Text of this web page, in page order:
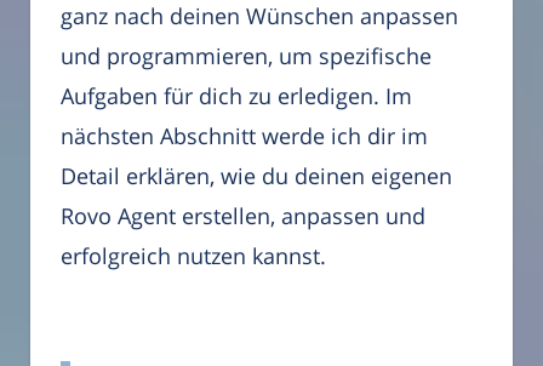
ganz nach deinen Wünschen anpassen
und programmieren, um spezifische
Aufgaben für dich zu erledigen. Im
nächsten Abschnitt werde ich dir im
Detail erklären, wie du deinen eigenen
Rovo Agent erstellen, anpassen und
erfolgreich nutzen kannst.